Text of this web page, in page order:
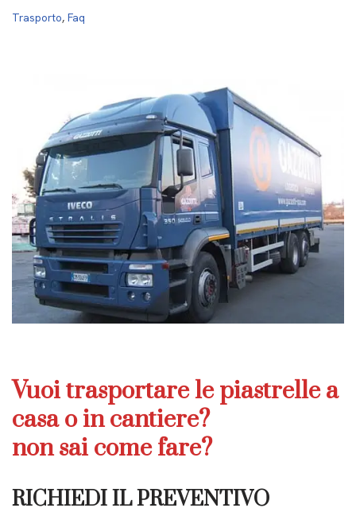
Trasporto, Faq
Vuoi trasportare le piastrelle a
casa o in cantiere?
non sai come fare?
RICHIEDI IL PREVENTIVO